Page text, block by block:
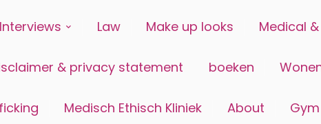
Interviews Law Make up looks Medical
& privacy statement boeken
Medisch Ethisch Kliniek About